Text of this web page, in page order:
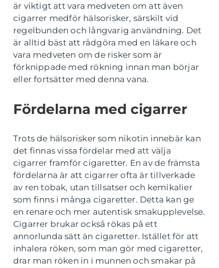
är viktigt att vara medveten om att även
cigarrer medför hälsorisker, särskilt vid
regelbunden och långvarig användning. Det
är alltid bäst att rådgöra med en läkare och
vara medveten om de risker som är
förknippade med rökning innan man börjar
eller fortsätter med denna vana.
Fördelarna med cigarrer
Trots de hälsorisker som nikotin innebär kan
det finnas vissa fördelar med att välja
cigarrer framför cigaretter. En av de främsta
fördelarna är att cigarrer ofta är tillverkade
av ren tobak, utan tillsatser och kemikalier
som finns i många cigaretter. Detta kan ge
en renare och mer autentisk smakupplevelse.
Cigarrer brukar också rökas på ett
annorlunda sätt än cigaretter. Istället för att
inhalera röken, som man gör med cigaretter,
drar man röken in i munnen och smakar på